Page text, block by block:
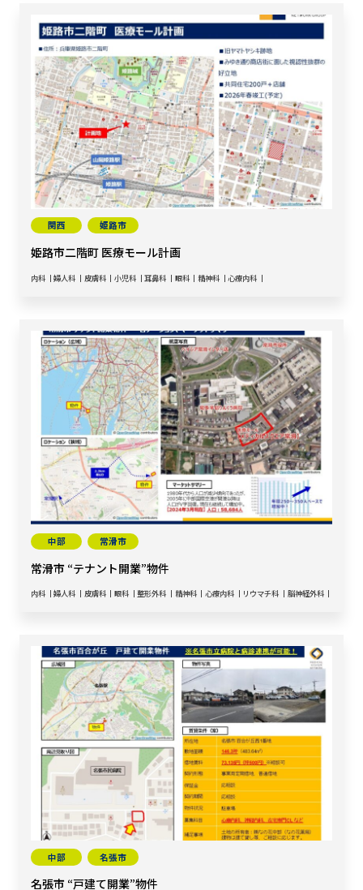
関西 姫路市
姫路市二階町 医療モール計画
内科 婦人科 皮膚科 小児科 耳鼻科 眼科 精神科 心療内科
中部 常滑市
常滑市 “テナント開業”物件
内科 婦人科 皮膚科 眼科 整形外科 精神科 心療内科 リウマチ科 脳神経外科
中部 名張市
名張市 “戸建て開業”物件